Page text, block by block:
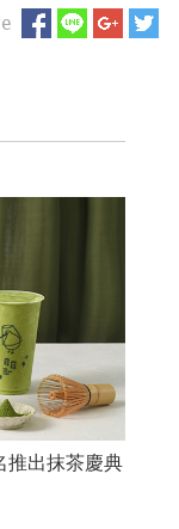
推出抹茶慶典